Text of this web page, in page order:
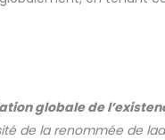
globale de
de la renommée de